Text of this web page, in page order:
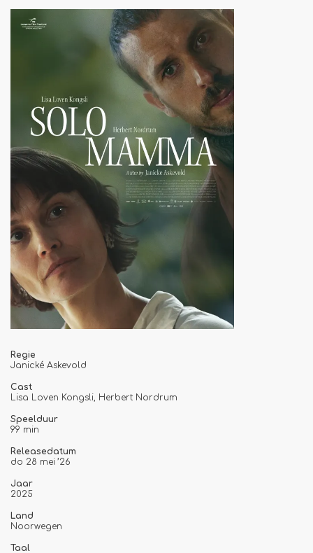
Regie
Janické Askevold
Cast
Lisa Loven Kongsli, Herbert Nordrum
Speelduur
99 min
Releasedatum
do 28 mei ’26
Jaar
2025
Land
Noorwegen
Taal